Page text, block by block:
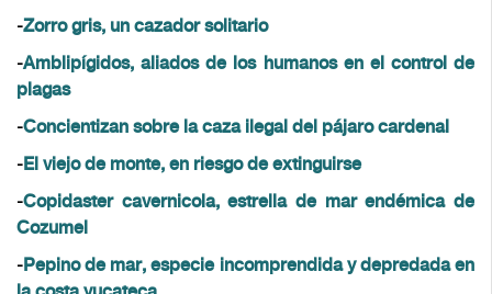
-Zorro gris, un cazador solitario
-Amblipígidos, aliados de los humanos en el control de
plagas
-Concientizan sobre la caza ilegal del pájaro cardenal
-El viejo de monte, en riesgo de extinguirse
-Copidaster cavernicola, estrella de mar endémica de
Cozumel
-Pepino de mar, especie incomprendida y depredada en